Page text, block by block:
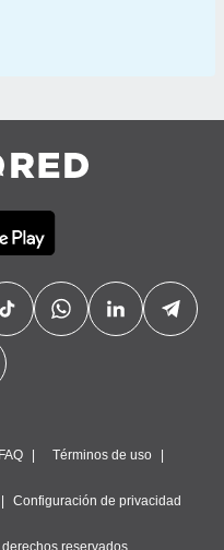
FAQ Términos de uso
Configuración de privacidad
reservados